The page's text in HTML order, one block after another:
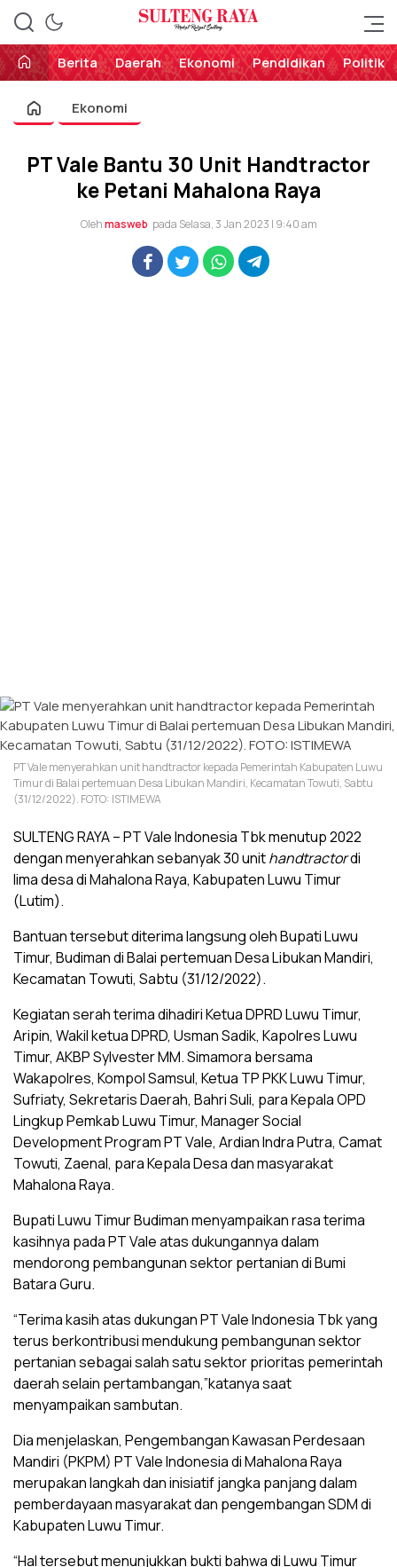
Sulteng Raya
Perekat Rakyat Sulteng
Berita
Daerah Ekonomi Pendidikan Politik
Ekonomi
PT Vale Bantu 30 Unit Handtractor
ke Petani Mahalona Raya
Olehmasweb pada Selasa, 3 Jan 2023 | 9:40 am
PT Vale menyerahkan unit handtractor kepada Pemerintah Kabupaten Luwu
Timur di Balai pertemuan Desa Libukan Mandiri, Kecamatan Towuti, Sabtu
(31/12/2022). FOTO: ISTIMEWA
SULTENG RAYA – PT Vale Indonesia Tbk menutup 2022
dengan menyerahkan sebanyak 30 unithandtractordi
lima desa di Mahalona Raya, Kabupaten Luwu Timur
(Lutim).
Bantuan tersebut diterima langsung oleh Bupati Luwu
Timur, Budiman di Balai pertemuan Desa Libukan Mandiri,
Kecamatan Towuti, Sabtu (31/12/2022).
Kegiatan serah terima dihadiri Ketua DPRD Luwu Timur,
Aripin, Wakil ketua DPRD, Usman Sadik, Kapolres Luwu
Timur, AKBP Sylvester MM. Simamora bersama
Wakapolres, Kompol Samsul, Ketua TP PKK Luwu Timur,
Sufriaty, Sekretaris Daerah, Bahri Suli, para Kepala OPD
Lingkup Pemkab Luwu Timur, Manager Social
Development Program PT Vale, Ardian Indra Putra, Camat
Towuti, Zaenal, para Kepala Desa dan masyarakat
Mahalona Raya.
Bupati Luwu Timur Budiman menyampaikan rasa terima
kasihnya pada PT Vale atas dukungannya dalam
mendorong pembangunan sektor pertanian di Bumi
Batara Guru.
“Terima kasih atas dukungan PT Vale Indonesia Tbk yang
terus berkontribusi mendukung pembangunan sektor
pertanian sebagai salah satu sektor prioritas pemerintah
daerah selain pertambangan,”katanya saat
menyampaikan sambutan.
Dia menjelaskan, Pengembangan Kawasan Perdesaan
Mandiri (PKPM) PT Vale Indonesia di Mahalona Raya
merupakan langkah dan inisiatif jangka panjang dalam
pemberdayaan masyarakat dan pengembangan SDM di
Kabupaten Luwu Timur.
“Hal tersebut menunjukkan bukti bahwa di Luwu Timur